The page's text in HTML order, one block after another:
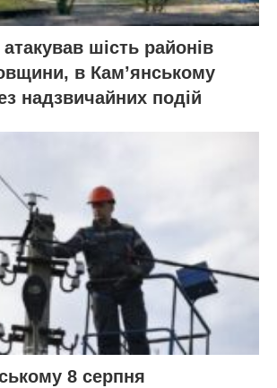
шість районів
в Кам’янському
надзвичайних подій
8 серпня